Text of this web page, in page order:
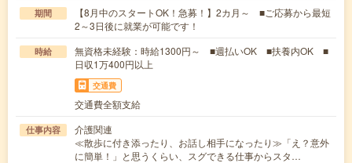
期間
【8月中のスタートOK！急募！】2カ月～ ■ご応募から最短
2～3日後に就業が可能です！
時給
無資格未経験：時給1300円～ ■週払いOK ■扶養内OK ■
日収1万400円以上
交通費
交通費全額支給
仕事内容
介護関連
≪散歩に付き添ったり、お話し相手になったり≫「え？意外
に簡単！」と思うくらい、スグできる仕事からスタ…